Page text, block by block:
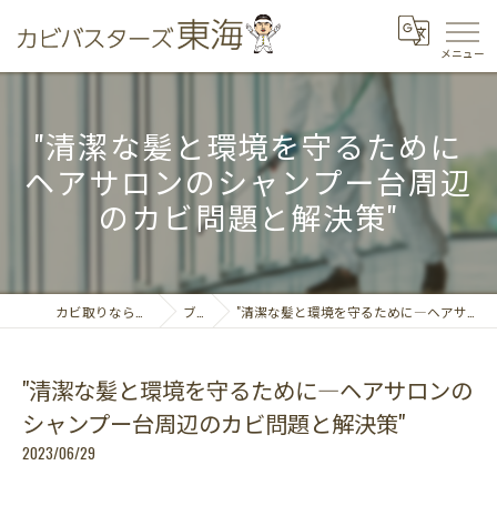
"清潔な髪と環境を守るために
ヘアサロンのシャンプー台周辺
のカビ問題と解決策"
ブログ "清潔な髪と環境を守るために―ヘアサロンのシャンプー台周辺のカビ問題と解決策"
"清潔な髪と環境を守るために―ヘアサロンの
シャンプー台周辺のカビ問題と解決策"
2023/06/29